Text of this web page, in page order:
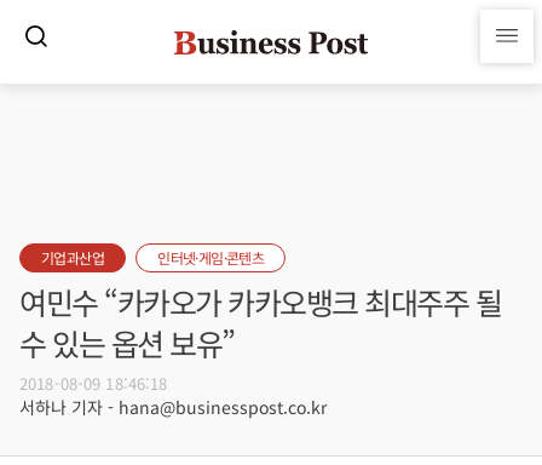
기업과산업 인터넷·게임·콘텐츠
여민수 “카카오가 카카오뱅크 최대주주 될
수 있는 옵션 보유”
2018-08-09 18:46:18
서하나 기자 - hana@businesspost.co.kr